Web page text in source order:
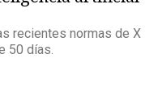
recientes normas de X
50 días.